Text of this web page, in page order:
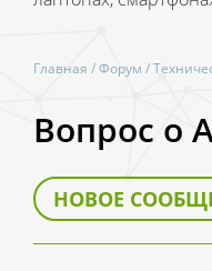
Главная /Форум /
Вопрос о
НОВОЕ